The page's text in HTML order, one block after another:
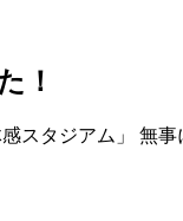
！
スタジアム」 無